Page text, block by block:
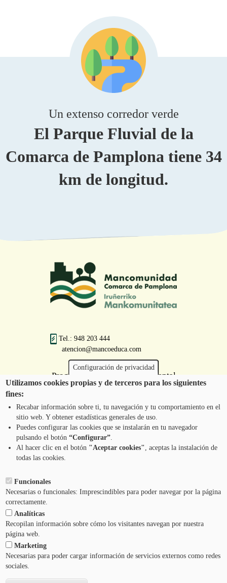
Un extenso corredor verde
El Parque Fluvial de la
Comarca de Pamplona tiene 34
km de longitud.
Tel.: 948 203 444
atencion@mancoeduca.com
Programa de Educación Ambiental
Escolar de la Mancomunidad de la
Pie
CONTÁCTANOS
CONDICIONES DEL SERVICIO
POLÍTICA DE PRIVACIDAD
Configuración de privacidad
Utilizamos cookies propias y de terceros para los siguientes
fines:
Recabar información sobre ti, tu navegación y tu comportamiento en el
sitio web. Y obtener estadísticas generales de uso.
Puedes configurar las cookies que se instalarán en tu navegador
pulsando el botón“Configurar”.
Al hacer clic en el botón "Aceptar cookies", aceptas la instalación de
todas las cookies.
Funcionales
Necesarias o funcionales: Imprescindibles para poder navegar por la página
correctamente.
Analíticas
Recopilan información sobre cómo los visitantes navegan por nuestra
página web.
Marketing
Necesarias para poder cargar información de servicios externos como redes
sociales.